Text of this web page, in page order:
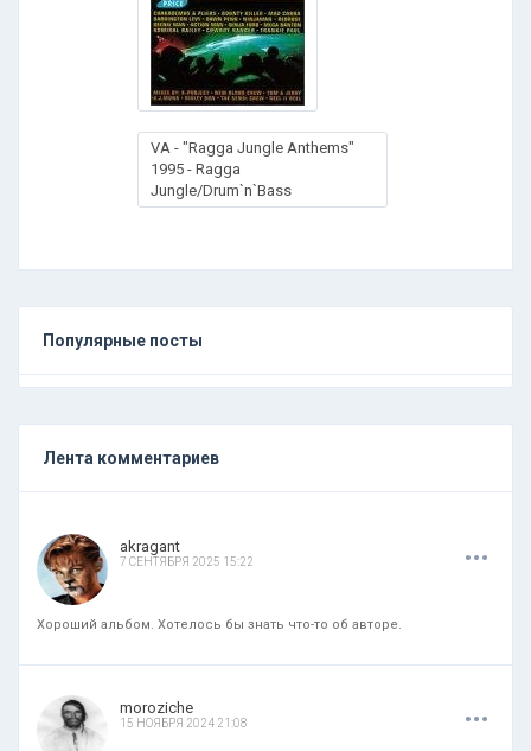
VA - "Ragga Jungle Anthems"
1995 - Ragga
Jungle/Drum`n`Bass
Популярные посты
Лента комментариев
akragant
7 СЕНТЯБРЯ 2025 15:22 ...
Хороший альбом. Хотелось бы знать что-то об авторе.
moroziche
15 НОЯБРЯ 2024 21:08 ...